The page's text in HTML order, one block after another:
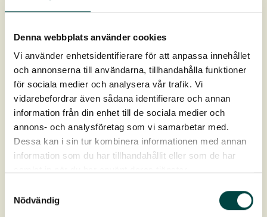
Denna webbplats använder cookies
Vi använder enhetsidentifierare för att anpassa innehållet
och annonserna till användarna, tillhandahålla funktioner
för sociala medier och analysera vår trafik. Vi
vidarebefordrar även sådana identifierare och annan
information från din enhet till de sociala medier och
annons- och analysföretag som vi samarbetar med.
Dessa kan i sin tur kombinera informationen med annan
information som du har tillhandahållit eller som de har
Nödvändig
liter.
Levering: April–oktober